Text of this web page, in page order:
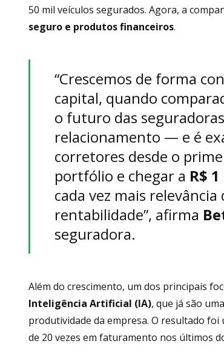
50 mil veículos segurados. Agora, a
seguro e produtos financeiros.
“Crescemos de forma
capital, quando
o futuro das
relacionamento — e é
corretores desde o
portfólio e chegar a R$
cada vez mais
rentabilidade”, afirma
seguradora.
Além do crescimento, um dos principais
Inteligência Artificial (IA), que já são
produtividade da empresa. O resultado
de 20 vezes em faturamento nos últimos